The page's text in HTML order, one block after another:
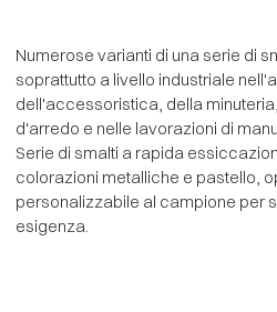
Numerose varianti di una serie di
soprattutto a livello industriale
dell'accessoristica, della
d'arredo e nelle lavorazioni di
Serie di smalti a rapida
colorazioni metalliche e pastello,
personalizzabile al campione per
esigenza.